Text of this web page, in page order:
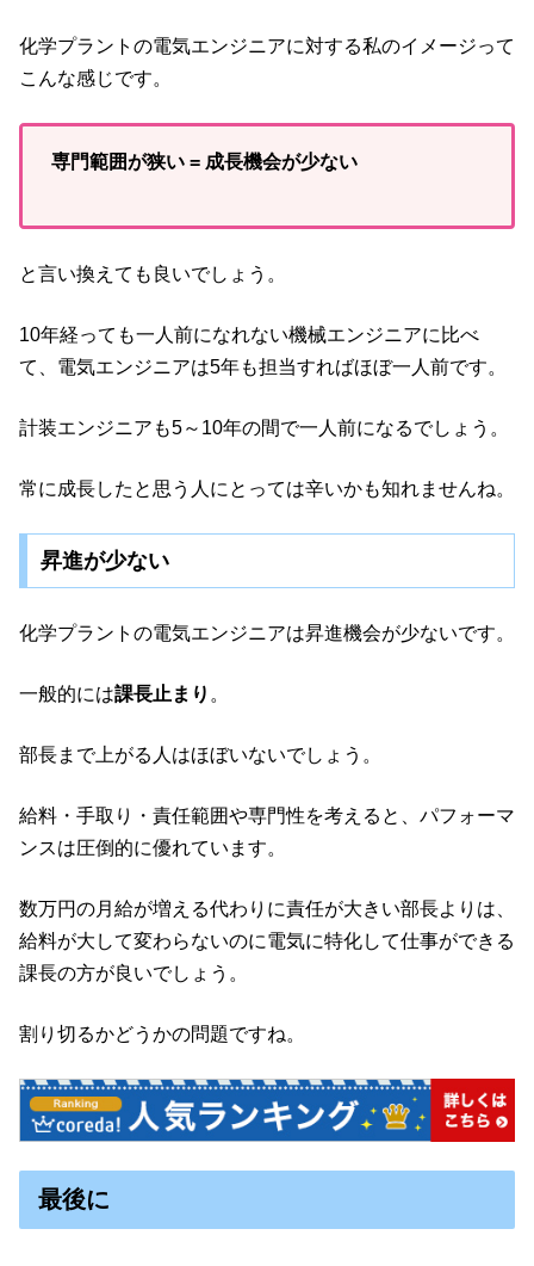
化学プラントの電気エンジニアに対する私のイメージって
こんな感じです。
専門範囲が狭い = 成長機会が少ない
と言い換えても良いでしょう。
10年経っても一人前になれない機械エンジニアに比べ
て、電気エンジニアは5年も担当すればほぼ一人前です。
計装エンジニアも5～10年の間で一人前になるでしょう。
常に成長したと思う人にとっては辛いかも知れませんね。
昇進が少ない
化学プラントの電気エンジニアは昇進機会が少ないです。
一般的には課長止まり 。
部長まで上がる人はほぼいないでしょう。
給料・手取り・責任範囲や専門性を考えると、パフォーマ
ンスは圧倒的に優れています。
数万円の月給が増える代わりに責任が大きい部長よりは、
給料が大して変わらないのに電気に特化して仕事ができる
課長の方が良いでしょう。
割り切るかどうかの問題ですね。
最後に